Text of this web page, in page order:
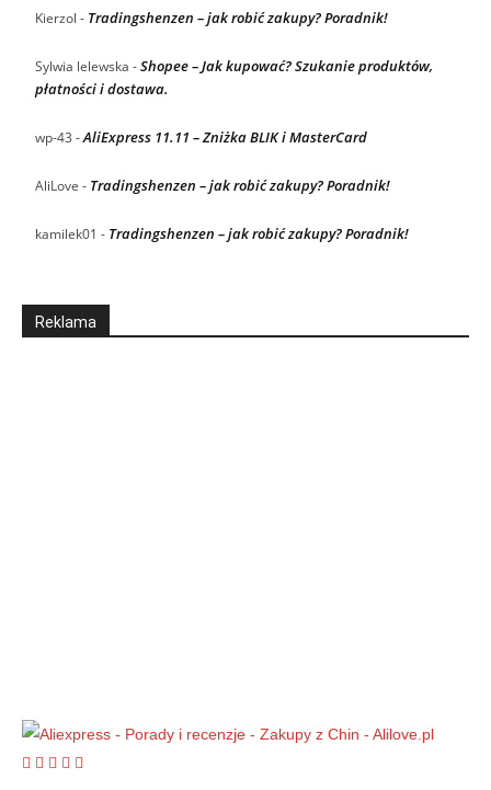
Kierzol - Tradingshenzen – jak robić zakupy? Poradnik!
Sylwia lelewska -Shopee – Jak kupować? Szukanie produktów,
płatności i dostawa.
wp-43 -AliExpress 11.11 – Zniżka BLIK i MasterCard
AliLove - Tradingshenzen – jak robić zakupy? Poradnik!
kamilek01 - Tradingshenzen – jak robić zakupy? Poradnik!
Reklama